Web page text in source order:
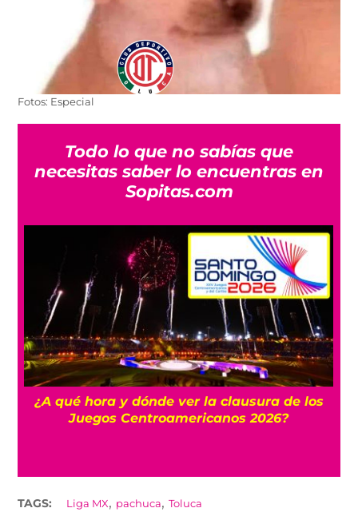
Fotos: Especial
Todo lo que no sabías que
necesitas saber lo encuentras en
Sopitas.com
de los
Mexicanos que juegan en Europa:
Dinamarca hasta Inglaterra
TAGS: Liga MX, pachuca,Toluca